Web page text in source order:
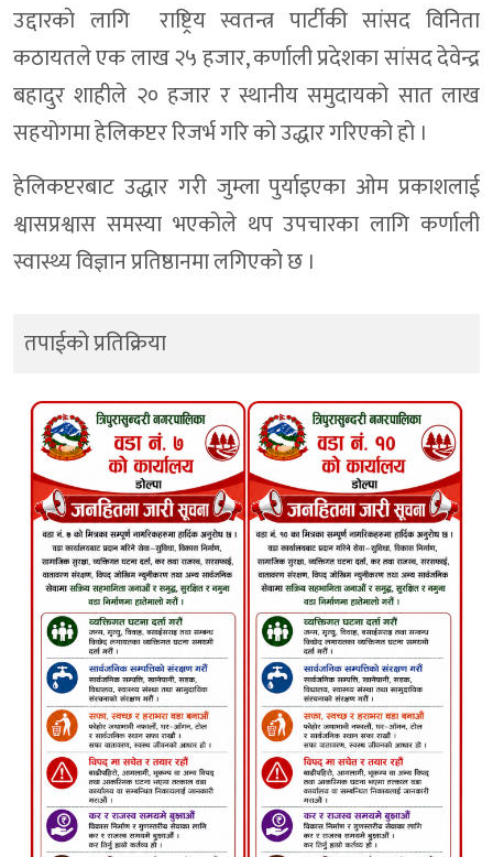
उद्दारकाे लागि राष्ट्रिय स्वतन्त्र पार्टीकी सांसद विनिता
कठायतले एक लाख २५ हजार, कर्णाली प्रदेशका सांसद देवेन्द्र
बहादुर शाहीले २० हजार र स्थानीय समुदायको सात लाख
सहयोगमा हेलिकप्टर रिजर्भ गरि को उद्धार गरिएको हो ।
हेलिकप्टरबाट उद्धार गरी जुम्ला पुर्याइएका ओम प्रकाशलाई
श्वासप्रश्वास समस्या भएकोले थप उपचारका लागि कर्णाली
स्वास्थ्य विज्ञान प्रतिष्ठानमा लगिएको छ ।
तपाईको प्रतिक्रिया